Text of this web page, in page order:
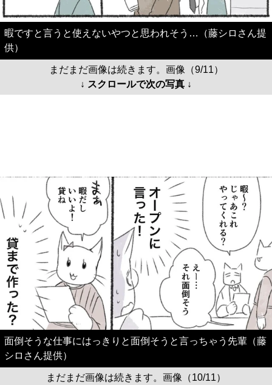
暇ですと言うと使えないやつと思われそう…（藤シロさん提
供）
まだまだ画像は続きます。画像（9/11）
↓ スクロールで次の写真 ↓
面倒そうな仕事にはっきりと面倒そうと言っちゃう先輩（藤
シロさん提供）
まだまだ画像は続きます。画像（10/11）